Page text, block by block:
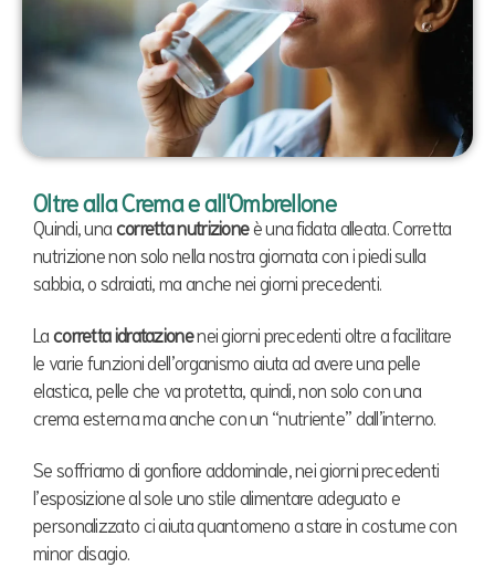
Oltre alla Crema e all'Ombrellone
Quindi, unacorretta nutrizioneè una fidata alleata. Corretta
nutrizione non solo nella nostra giornata con i piedi sulla
sabbia, o sdraiati, ma anche nei giorni precedenti.
Lacorretta idratazionenei giorni precedenti oltre a facilitare
le varie funzioni dell’organismo aiuta ad avere una pelle
elastica, pelle che va protetta, quindi, non solo con una
crema esterna ma anche con un “nutriente” dall’interno.
Se soffriamo di gonfiore addominale, nei giorni precedenti
l’esposizione al sole uno stile alimentare adeguato e
personalizzato ci aiuta quantomeno a stare in costume con
minor disagio.